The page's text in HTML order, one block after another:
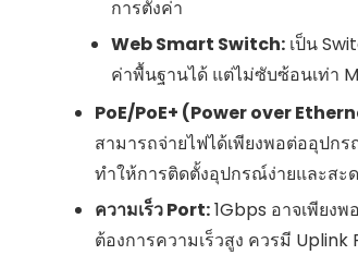
การตั้งค่า
Web Smart Switch: เป็น
ค่าพื้นฐานได้ แต่ไม่ซับซ้อนเท่า
PoE/PoE+ (Power over
สามารถจ่ายไฟได้เพียงพอต่ออุปก
ทำให้การติดตั้งอุปกรณ์ง่ายและสะ
ความเร็ว Port:1Gbps อาจเพียง
ต้องการความเร็วสูง ควรมี